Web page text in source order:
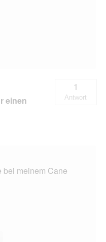
einen
1
Antwort
bei meinem Cane